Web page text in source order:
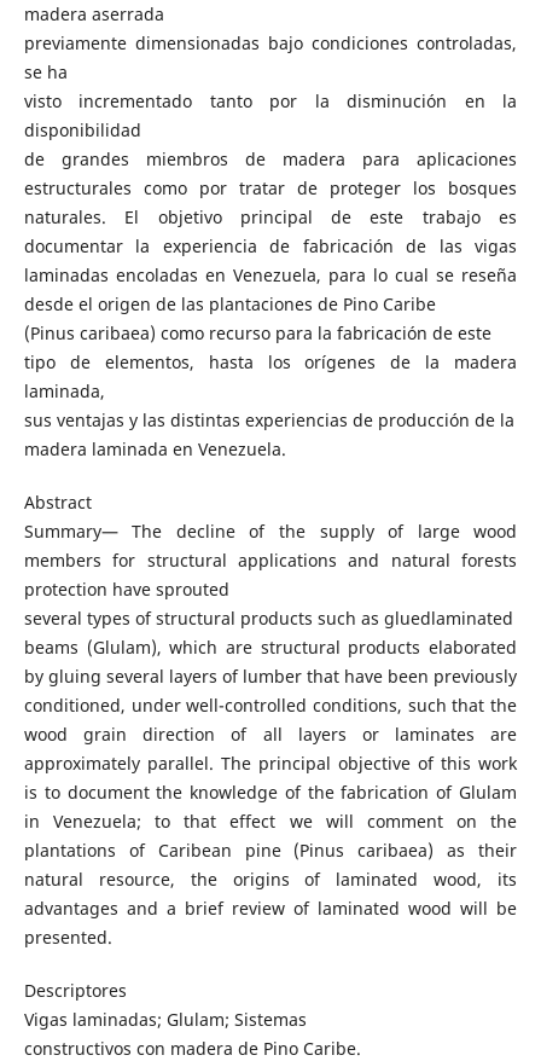
madera aserrada
previamente dimensionadas bajo condiciones controladas,
se ha
visto incrementado tanto por la disminución en la
disponibilidad
de grandes miembros de madera para aplicaciones
estructurales como por tratar de proteger los bosques
naturales. El objetivo principal de este trabajo es
documentar la experiencia de fabricación de las vigas
laminadas encoladas en Venezuela, para lo cual se reseña
desde el origen de las plantaciones de Pino Caribe
(Pinus caribaea) como recurso para la fabricación de este
tipo de elementos, hasta los orígenes de la madera
laminada,
sus ventajas y las distintas experiencias de producción de la
madera laminada en Venezuela.
Abstract
Summary— The decline of the supply of large wood
members for structural applications and natural forests
protection have sprouted
several types of structural products such as gluedlaminated
beams (Glulam), which are structural products elaborated
by gluing several layers of lumber that have been previously
conditioned, under well-controlled conditions, such that the
wood grain direction of all layers or laminates are
approximately parallel. The principal objective of this work
is to document the knowledge of the fabrication of Glulam
in Venezuela; to that effect we will comment on the
plantations of Caribean pine (Pinus caribaea) as their
natural resource, the origins of laminated wood, its
advantages and a brief review of laminated wood will be
presented.
Descriptores
Vigas laminadas; Glulam; Sistemas
constructivos con madera de Pino Caribe.